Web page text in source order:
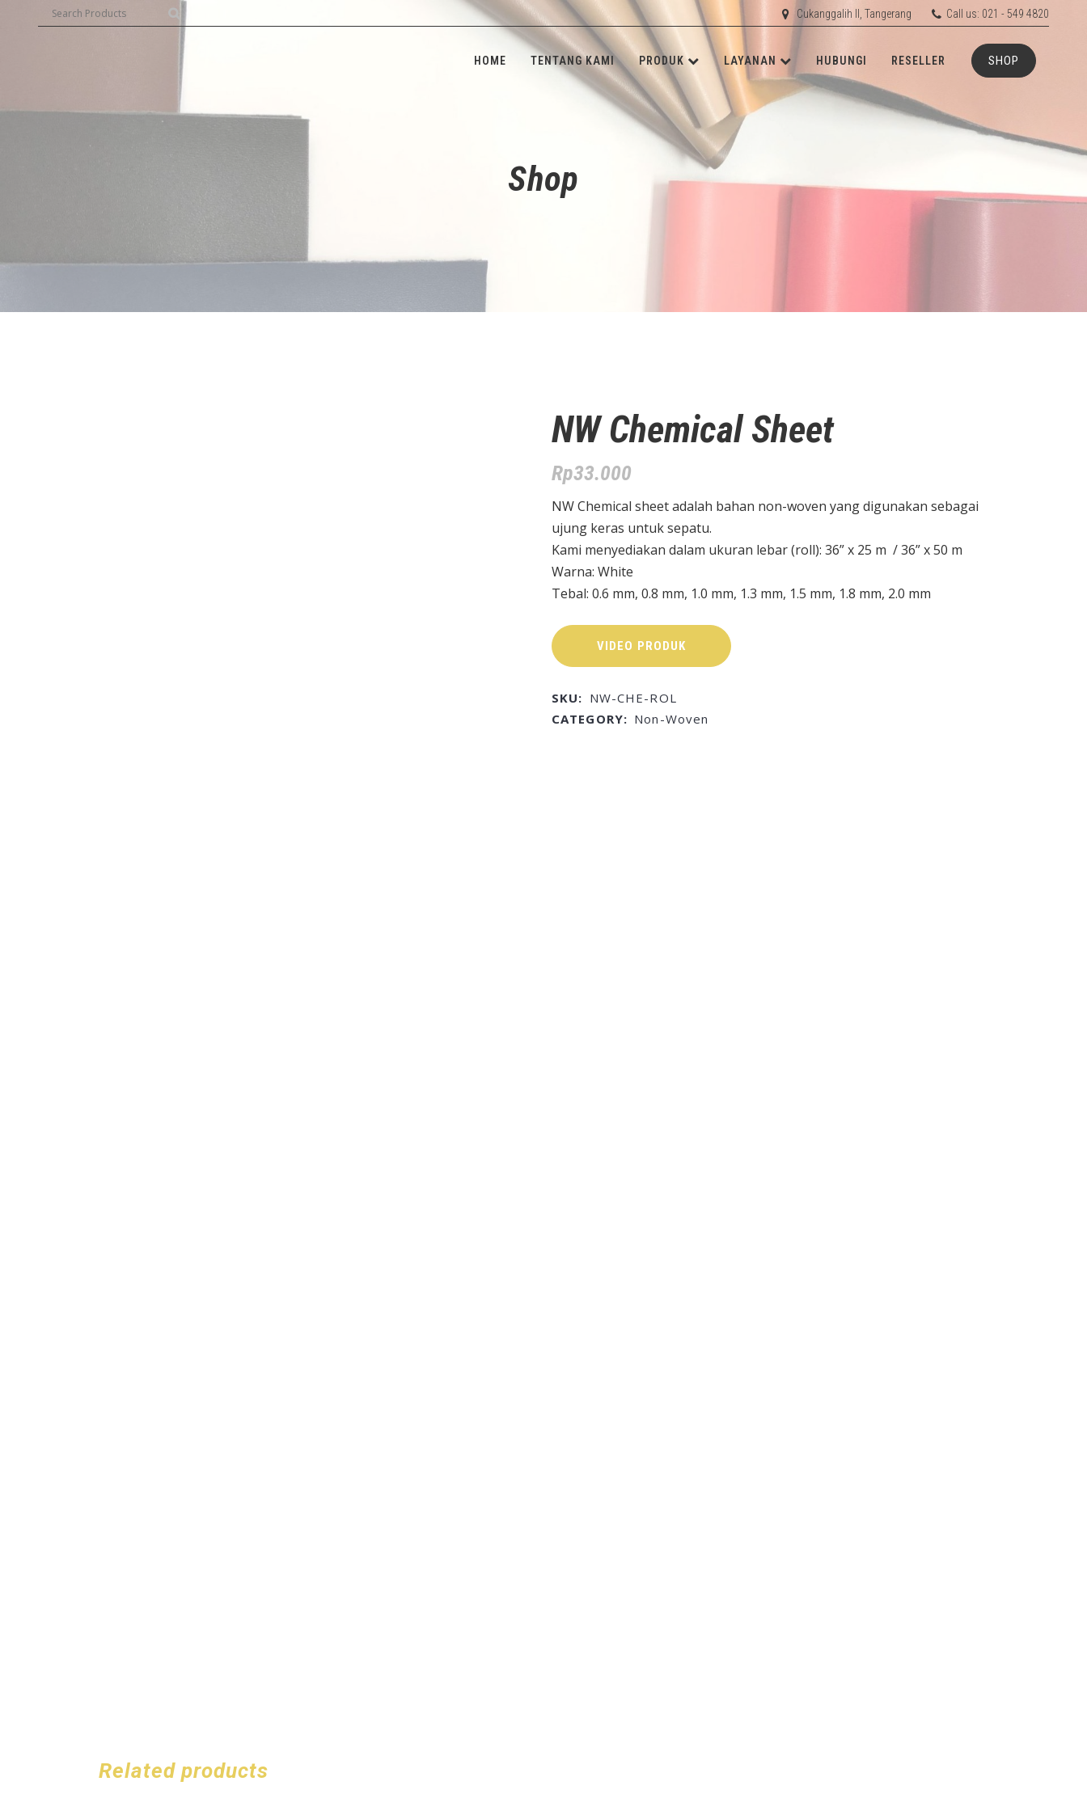
Cukanggalih II, Tangerang Call us: 021 - 549 4820
SHOP
HOME TENTANG KAMI PRODUK
KULIT SINTETIS
INSOLE BOARD
SPONGE & RUBBER
LAYANAN HUBUNGI RESELLER
Shop
NW Chemical Sheet
Rp33.000
NW Chemical sheet adalah bahan non-woven yang digunakan sebagai
ujung keras untuk sepatu.
Kami menyediakan dalam ukuran lebar (roll): 36” x 25 m / 36” x 50 m
Warna: White
Tebal: 0.6 mm, 0.8 mm, 1.0 mm, 1.3 mm, 1.5 mm, 1.8 mm, 2.0 mm
VIDEO PRODUK
SKU: NW-CHE-ROL
CATEGORY: Non-Woven
Related products